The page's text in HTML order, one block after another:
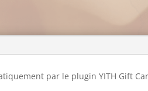
par le plugin YITH Gift